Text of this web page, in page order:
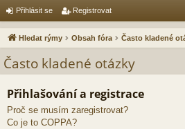
ór
a
Přihlásit se Registrovat
Hledat rýmy Obsah fóra Často kladené
Často kladené otázky
Přihlašování a registrace
Proč se musím zaregistrovat?
Co je to COPPA?